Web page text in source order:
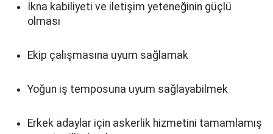
İkna kabiliyeti ve iletişim yeteneğinin güçlü
olması
Ekip çalışmasına uyum sağlamak
Yoğun iş temposuna uyum sağlayabilmek
Erkek adaylar için askerlik hizmetini tamamlamış